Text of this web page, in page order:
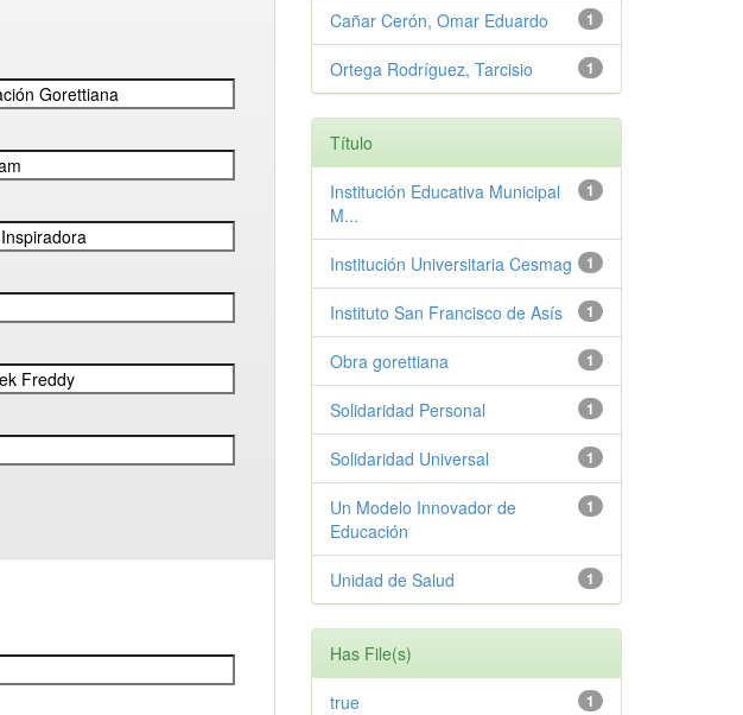
1
Cañar Cerón, Omar Eduardo
1
Ortega Rodríguez, Tarcisio
Título
1
Institución Educativa Municipal
M...
1
Institución Universitaria Cesmag
1
Instituto San Francisco de Asís
1
Obra gorettiana
1
Solidaridad Personal
1
Solidaridad Universal
1
Un Modelo Innovador de
Educación
1
Unidad de Salud
Has File(s)
1
true